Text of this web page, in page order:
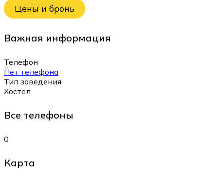
Цены и бронь
Важная информация
Телефон
Нет телефона
Тип заведения
Хостел
Все телефоны
0
Карта